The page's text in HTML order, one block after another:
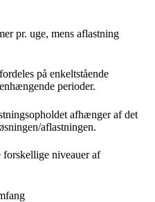
pr. uge, mens aflastning
på enkeltstående
perioder.
afhænger af det
aflastningen.
niveauer af